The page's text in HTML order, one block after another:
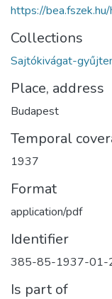
https://
Collections
Sajtókivágat-
Place, address
Budapest
Temporal
1937
Format
application/pdf
Identifier
385-85-1937-01-
Is part of